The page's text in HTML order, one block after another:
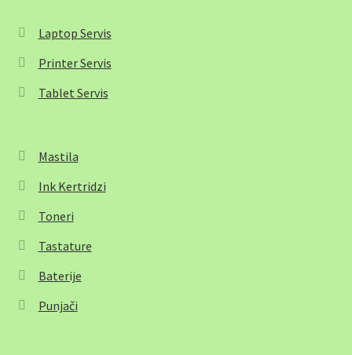
Laptop Servis
Printer Servis
Tablet Servis
Mastila
Ink Kertridzi
Toneri
Tastature
Baterije
Punjači